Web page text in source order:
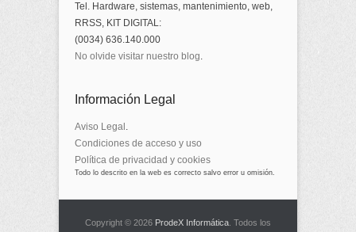
Tel. Hardware, sistemas, mantenimiento, web,
RRSS, KIT DIGITAL:
(0034) 636.140.000
No olvide visitar nuestro blog.
Información Legal
Aviso Legal .
Condiciones de acceso y uso
Política de privacidad y cookies
Todo lo descrito en la web es correcto salvo error u omisión.
Copyright © 2026 ProdeX Informática . Todos los